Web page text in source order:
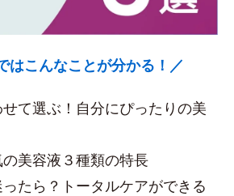
はこんなことが分かる！／
て選ぶ！自分にぴったりの美
美容液３種類の特長
たら？トータルケアができる